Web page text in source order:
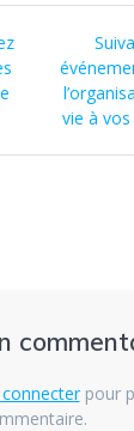
vie à
pour